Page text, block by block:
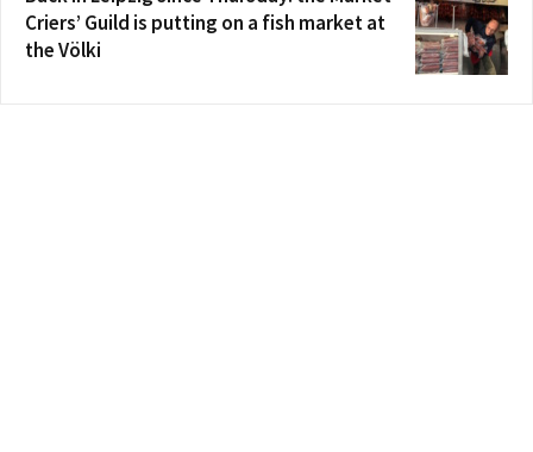
Criers’ Guild is putting on a fish market at
the Völki